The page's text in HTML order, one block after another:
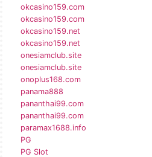
okcasino159.com
okcasino159.com
okcasino159.net
okcasino159.net
onesiamclub.site
onesiamclub.site
onoplus168.com
panama888
pananthai99.com
pananthai99.com
paramax1688.info
PG
PG Slot